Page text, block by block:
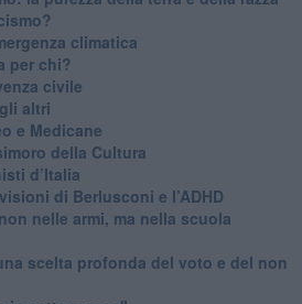
climatica
per chi?
civile
altri
e Medicane
della Cultura
d’Italia
di Berlusconi e l’ADHD
nelle armi, ma nella scuola
scelta profonda del voto e del non